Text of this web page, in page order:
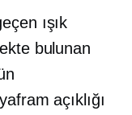
ışık
bulunan
açıklığı